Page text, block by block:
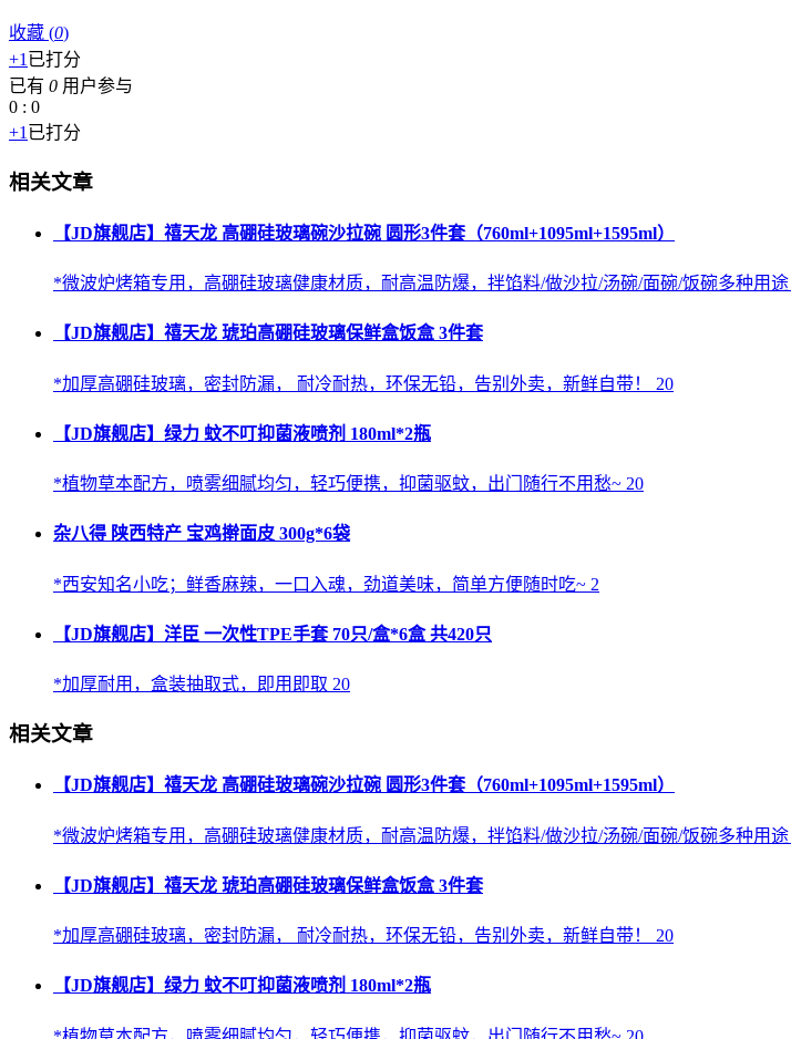
收藏 (0)
+1 已打分
已有 0 用户参与
0 : 0
+1 已打分
相关文章
【JD旗舰店】禧天龙 高硼硅玻璃碗沙拉碗 圆形3件套（760ml+1095ml+1595ml）
*微波炉烤箱专用，高硼硅玻璃健康材质，耐高温防爆，拌馅料/做沙拉/汤碗/面碗/饭碗多种用途
【JD旗舰店】禧天龙 琥珀高硼硅玻璃保鲜盒饭盒 3件套
*加厚高硼硅玻璃，密封防漏， 耐冷耐热，环保无铅，告别外卖，新鲜自带！ 20
【JD旗舰店】绿力 蚊不叮抑菌液喷剂 180ml*2瓶
*植物草本配方，喷雾细腻均匀，轻巧便携，抑菌驱蚊，出门随行不用愁~ 20
杂八得 陕西特产 宝鸡擀面皮 300g*6袋
*西安知名小吃；鲜香麻辣，一口入魂，劲道美味，简单方便随时吃~ 2
【JD旗舰店】洋臣 一次性TPE手套 70只/盒*6盒 共420只
*加厚耐用，盒装抽取式，即用即取 20
相关文章
【JD旗舰店】禧天龙 高硼硅玻璃碗沙拉碗 圆形3件套（760ml+1095ml+1595ml）
*微波炉烤箱专用，高硼硅玻璃健康材质，耐高温防爆，拌馅料/做沙拉/汤碗/面碗/饭碗多种用途
【JD旗舰店】禧天龙 琥珀高硼硅玻璃保鲜盒饭盒 3件套
*加厚高硼硅玻璃，密封防漏， 耐冷耐热，环保无铅，告别外卖，新鲜自带！ 20
【JD旗舰店】绿力 蚊不叮抑菌液喷剂 180ml*2瓶